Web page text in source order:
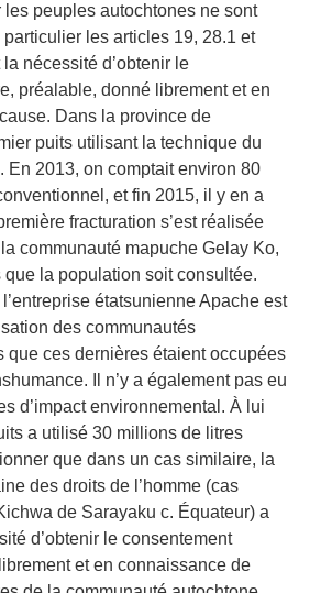
les peuples autochtones ne sont
les articles 19, 28.1 et
nécessité d’obtenir le
préalable, donné librement et en
Dans la province de
puits utilisant la technique du
En 2013, on comptait environ 80
et fin 2015, il y en a
fracturation s’est réalisée
communauté mapuche Gelay Ko,
que la population soit consultée.
étatsunienne Apache est
des communautés
que ces dernières étaient occupées
Il n’y a également pas eu
d’impact environnemental. À lui
a utilisé 30 millions de litres
que dans un cas similaire, la
des droits de l’homme (cas
de Sarayaku c. Équateur) a
d’obtenir le consentement
et en connaissance de